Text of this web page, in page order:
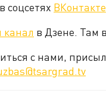
соцсетях ВКонтакте
в Дзене. Там
с нами,